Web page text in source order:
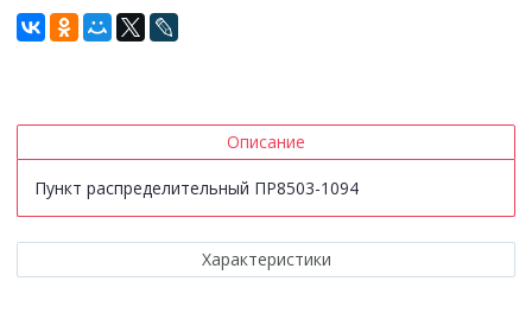
Описание
Пункт распределительный ПР8503-1094
Характеристики